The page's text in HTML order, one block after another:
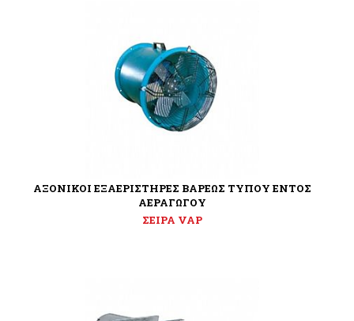
ΑΞΟΝΙΚΟΙ ΕΞΑΕΡΙΣΤΗΡΕΣ ΒΑΡΕΩΣ ΤΥΠΟΥ ΕΝΤΟΣ
ΑΕΡΑΓΩΓΟΥ
ΣΕΙΡΑ VAP